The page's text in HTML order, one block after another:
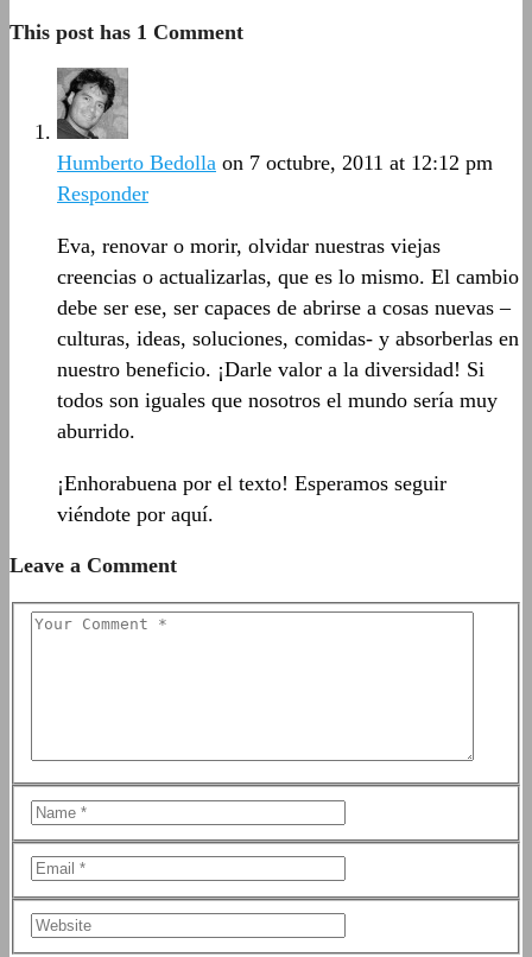
This post has 1 Comment
Humberto Bedolla on 7 octubre, 2011 at 12:12 pm
Responder
Eva, renovar o morir, olvidar nuestras viejas
creencias o actualizarlas, que es lo mismo. El cambio
debe ser ese, ser capaces de abrirse a cosas nuevas –
culturas, ideas, soluciones, comidas- y absorberlas en
nuestro beneficio. ¡Darle valor a la diversidad! Si
todos son iguales que nosotros el mundo sería muy
aburrido.
¡Enhorabuena por el texto! Esperamos seguir
viéndote por aquí.
Leave a Comment